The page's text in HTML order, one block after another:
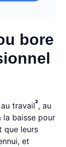
bore
travail2, au
la baisse pour
que leurs
et